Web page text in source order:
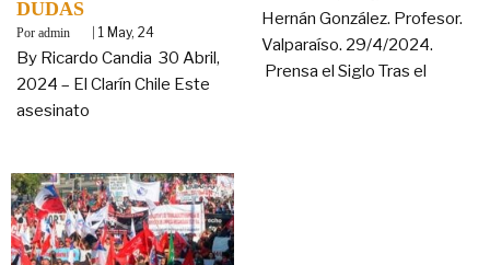
DUDAS
By admin | 1 May, 24
By Ricardo Candia 30 Abril,
2024 – El Clarín Chile Este
asesinato
Hernán González. Profesor.
Valparaíso. 29/4/2024.
Prensa el Siglo Tras el